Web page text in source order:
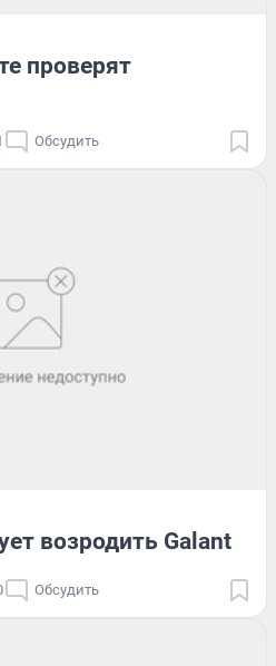
проверят
Обсудить
возродить Galant
Обсудить